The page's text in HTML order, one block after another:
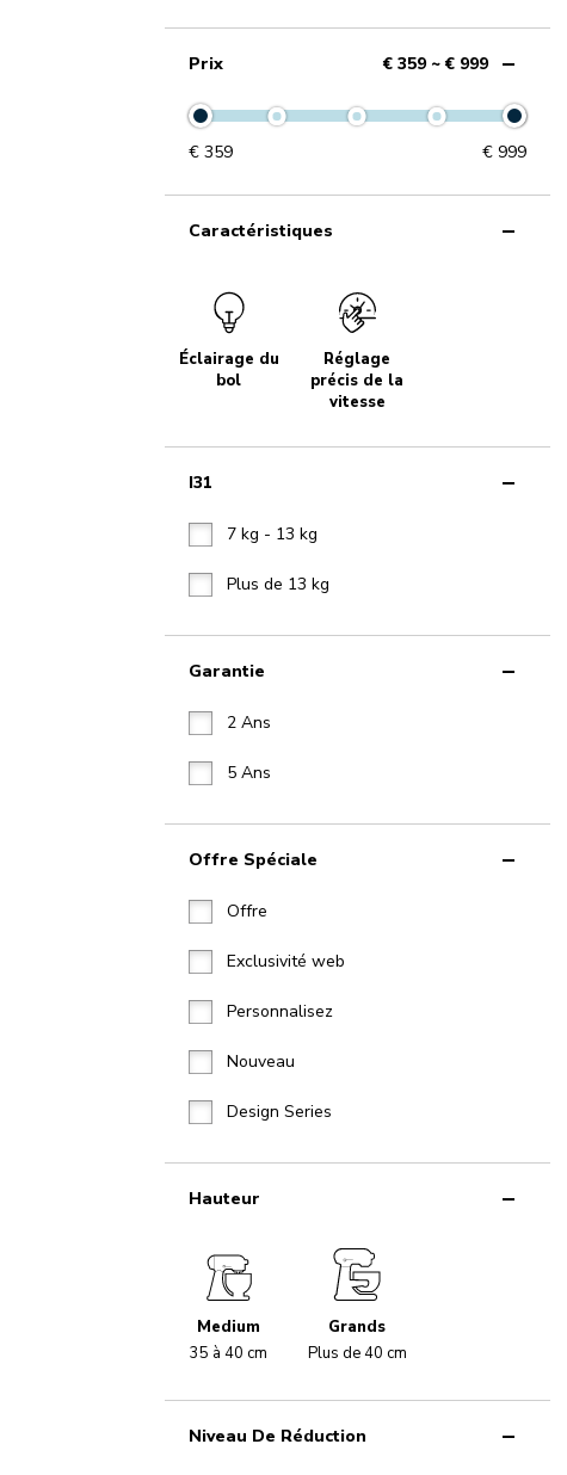
Prix € 359 ~ € 999
€ 359 € 999
Caractéristiques
Éclairage du
bol
Réglage
précis de la
vitesse
I31
7 kg - 13 kg
Plus de 13 kg
Garantie
2 Ans
5 Ans
Offre Spéciale
Offre
Exclusivité web
Personnalisez
Nouveau
Design Series
Hauteur
Medium
35 à 40 cm
Grands
Plus de 40 cm
Niveau De Réduction